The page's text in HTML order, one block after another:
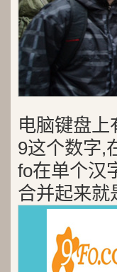
电脑键盘上
9这个数字,
fo在单个汉
合并起来就